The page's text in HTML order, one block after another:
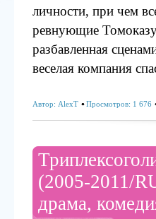
личности, при чем
ревнующие
разбавленная
веселая компания
Автор: AlexT Просмотров: 1 676
(2005-2011/
драма,